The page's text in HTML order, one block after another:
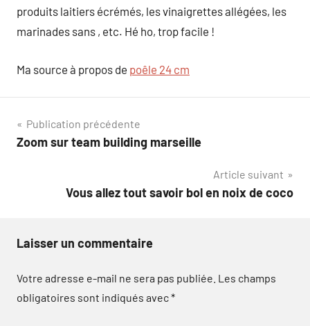
produits laitiers écrémés, les vinaigrettes allégées, les
marinades sans , etc. Hé ho, trop facile !
Ma source à propos de poêle 24 cm
Navigation
de
Publication précédente
Zoom sur team building marseille
Article suivant
Vous allez tout savoir bol en noix de coco
Laisser un commentaire
Votre adresse e-mail ne sera pas publiée. Les champs
obligatoires sont indiqués avec*